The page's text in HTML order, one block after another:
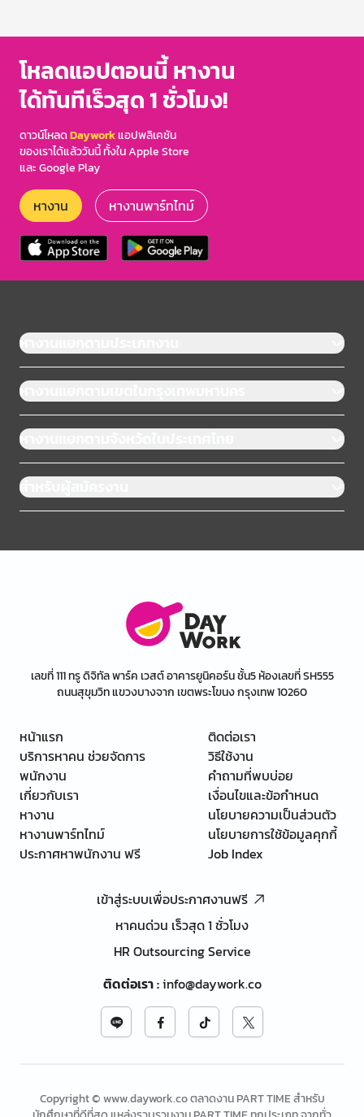
โหลดแอปตอนนี้ หางาน
ได้ทันทีเร็วสุด 1 ชั่วโมง!
ดาวน์โหลดDayworkแอปพลิเคชัน
ของเราได้แล้ววันนี้ ทั้งใน Apple Store
และ Google Play
หางาน หางานพาร์ทไทม์
หางานแยกตามประเภทงาน
หางานแยกตามเขตในกรุงเทพมหานคร
หางานแยกตามจังหวัดในประเทศไทย
สำหรับผู้สมัครงาน
เลขที่ 111 ทรู ดิจิทัล พาร์ค เวสต์ อาคารยูนิคอร์น ชั้น5 ห้องเลขที่ SH555
ถนนสุขุมวิท แขวงบางจาก เขตพระโขนง กรุงเทพ 10260
หน้าแรก
บริการหาคน ช่วยจัดการ
พนักงาน
เกี่ยวกับเรา
หางาน
หางานพาร์ทไทม์
ประกาศหาพนักงาน ฟรี
ติดต่อเรา
วิธีใช้งาน
คำถามที่พบบ่อย
เงื่อนไขและข้อกำหนด
นโยบายความเป็นส่วนตัว
นโยบายการใช้ข้อมูลคุกกี้
Job Index
เข้าสู่ระบบเพื่อประกาศงานฟรี
หาคนด่วน เร็วสุด 1 ชั่วโมง
HR Outsourcing Service
ติดต่อเรา:info@daywork.co
Copyright © www.daywork.co ตลาดงาน PART TIME สำหรับ